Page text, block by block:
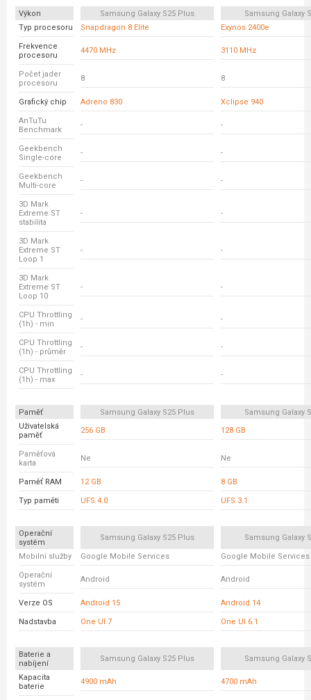
Výkon Samsung Galaxy S25 Plus
Samsung Galaxy
Typ procesoru
Snapdragon 8 Elite Exynos 2400e
Frekvence
procesoru
4470 MHz 3110 MHz
Počet jader
procesoru
8 8
Grafický chip Adreno 830 Xclipse 940
AnTuTu
Benchmark
- -
Geekbench
Single-core
- -
Geekbench
Multi-core
- -
3D Mark
Extreme ST
stabilita
- -
3D Mark
Extreme ST
Loop 1
- -
3D Mark
Extreme ST
Loop 10
- -
CPU Throttling
(1h) - min
- -
CPU Throttling
(1h) - průměr
- -
CPU Throttling
(1h) - max
- -
Paměť Samsung Galaxy S25 Plus
Samsung Galaxy
Uživatelská
paměť
256 GB 128 GB
Paměťová
karta
Ne Ne
Paměť RAM 12 GB 8 GB
Typ paměti UFS 4.0 UFS 3.1
Operační
systém
Samsung Galaxy S25 Plus Samsung Galaxy
Mobilní služby Google Mobile Services Google Mobile Services
Operační
systém
Android Android
Verze OS Android 15 Android 14
Nadstavba One UI 7 One UI 6.1
Baterie a
nabíjení
Samsung Galaxy S25 Plus Samsung Galaxy
Kapacita
baterie
4900 mAh 4700 mAh